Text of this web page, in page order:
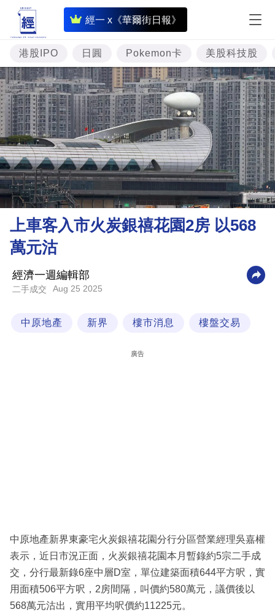
經一 x《華爾街日報》
即
時
財
經
專
題
投
資
樓
市
理
財
業
科
區
港股IPO 日圓 Pokemon卡 美股科技股
上車客入市火炭銀禧花園2房 以568
萬元沽
經濟一週編輯部
二手成交 Aug 25 2025
中原地產 新界 樓市消息 樓盤交易
廣告
中原地產新界東豪宅火炭銀禧花園分行分區營業經理吳嘉權
表示，近日市況正面，火炭銀禧花園本月暫錄約5宗二手成
交，分行最新錄6座中層D室，單位建築面積644平方呎，實
用面積506平方呎，2房間隔，叫價約580萬元，議價後以
568萬元沽出，實用平均呎價約11225元。